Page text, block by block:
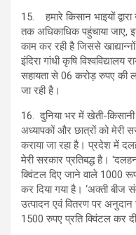
15. हमारे किसान भाइयों द्वारा
तक अधिकाधिक पहुंचाया जाए,
काम कर रही है जिससे
इंदिरा गांधी कृषि
सहायता से 06 करोड़ रुपए की
जा रही है।
16. दुनिया भर में खेती-
अध्यापकों और छात्रों को मेरी
कराया जा रहा है। प्रदेश में
मेरी सरकार प्रतिबद्ध है।
क्विंटल दिए जाने वाले 1000
कर दिया गया है। ‘अक्ती बीज
उत्पादन एवं वितरण पर
1500 रुपए प्रति क्विंटल कर